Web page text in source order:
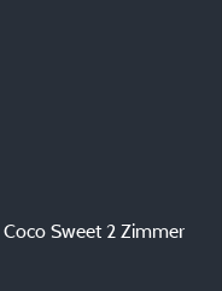
Coco Sweet 2 Zimmer